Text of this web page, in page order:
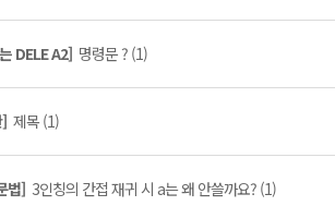
DELE A2] 명령문 ? (1)
] 제목 (1)
법] 3인칭의 간접 재귀 시 a는 왜 안쓸까요? (1)